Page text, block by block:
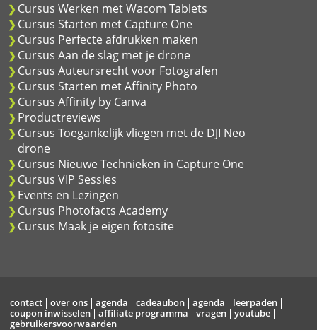
Cursus Werken met Wacom Tablets
Cursus Starten met Capture One
Cursus Perfecte afdrukken maken
Cursus Aan de slag met je drone
Cursus Auteursrecht voor Fotografen
Cursus Starten met Affinity Photo
Cursus Affinity by Canva
Productreviews
Cursus Toegankelijk vliegen met de DJI Neo
drone
Cursus Nieuwe Technieken in Capture One
Cursus VIP Sessies
Events en Lezingen
Cursus Photofacts Academy
Cursus Maak je eigen fotosite
contact over ons agenda cadeaubon agenda
leerpaden
coupon inwisselen
affiliate programma vragen
youtube
gebruikersvoorwaarden